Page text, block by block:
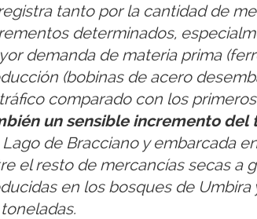
tanto por la cantidad de
determinados,
demanda de materia prima
(bobinas de acero
comparado con los
un sensible incremento del
de Bracciano y embarcada
el resto de mercancías secas a
en los bosques de